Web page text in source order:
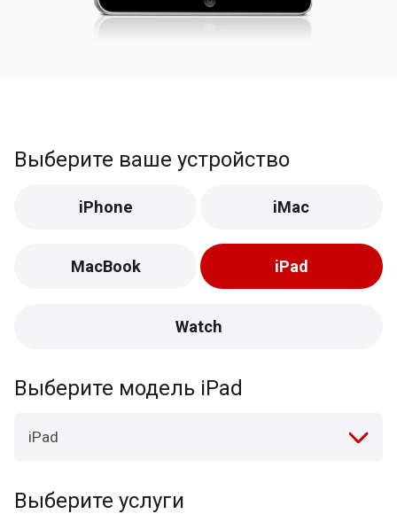
Выберите ваше устройство
iPhone iMac
MacBook iPad
Watch
Выберите модель iPad
iPad
Выберите услуги